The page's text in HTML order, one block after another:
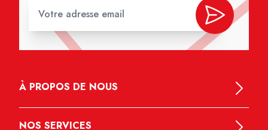
À PROPOS DE NOUS
NOS SERVICES